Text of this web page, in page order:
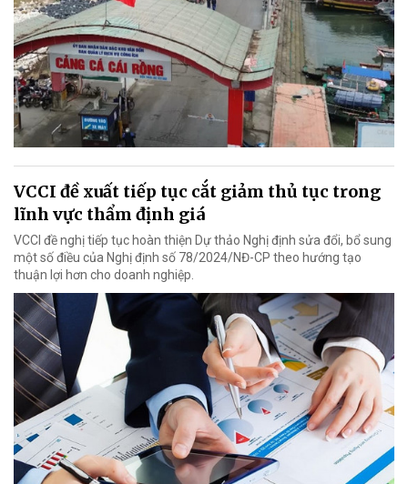
VCCI đề xuất tiếp tục cắt giảm thủ tục trong
lĩnh vực thẩm định giá
VCCI đề nghị tiếp tục hoàn thiện Dự thảo Nghị định sửa đổi, bổ sung
một số điều của Nghị định số 78/2024/NĐ-CP theo hướng tạo
thuận lợi hơn cho doanh nghiệp.